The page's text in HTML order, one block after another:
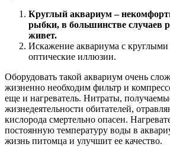
Круглый аквариум –
рыбки, в большинстве случаев
живет.
Искажение аквариума с круглыми
оптические иллюзии.
Оборудовать такой аквариум очень
жизненно необходим фильтр и
еще и нагреватель. Нитраты,
жизнедеятельности обитателей,
кислорода смертельно опасен.
постоянную температуру воды в
жизнь питомца и улучшит ее качество.